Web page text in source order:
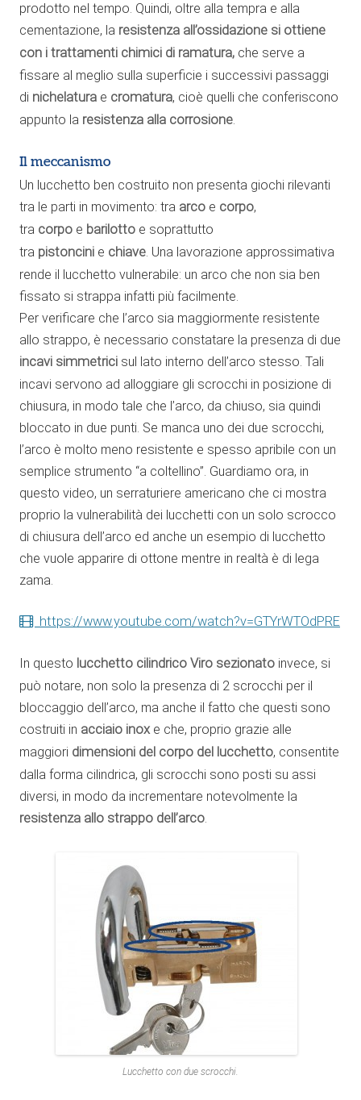
prodotto nel tempo. Quindi, oltre alla tempra e alla
cementazione, la resistenza all’ossidazione si ottiene
con i trattamenti chimici di ramatura, che serve a
fissare al meglio sulla superficie i successivi passaggi
di nichelatura e cromatura, cioè quelli che conferiscono
appunto la resistenza alla corrosione.
Il meccanismo
Un lucchetto ben costruito non presenta giochi rilevanti
tra le parti in movimento: tra arco e corpo,
tra corpo e barilotto e soprattutto
tra pistoncini e chiave. Una lavorazione approssimativa
rende il lucchetto vulnerabile: un arco che non sia ben
fissato si strappa infatti più facilmente.
Per verificare che l’arco sia maggiormente resistente
allo strappo, è necessario constatare la presenza di due
incavi simmetrici sul lato interno dell’arco stesso. Tali
incavi servono ad alloggiare gli scrocchi in posizione di
chiusura, in modo tale che l’arco, da chiuso, sia quindi
bloccato in due punti. Se manca uno dei due scrocchi,
l’arco è molto meno resistente e spesso apribile con un
semplice strumento “a coltellino”. Guardiamo ora, in
questo video, un serraturiere americano che ci mostra
proprio la vulnerabilità dei lucchetti con un solo scrocco
di chiusura dell’arco ed anche un esempio di lucchetto
che vuole apparire di ottone mentre in realtà è di lega
zama.
https://www.youtube.com/watch?v=GTYrWTOdPRE
In questo lucchetto cilindrico Viro sezionato invece, si
può notare, non solo la presenza di 2 scrocchi per il
bloccaggio dell’arco, ma anche il fatto che questi sono
costruiti in acciaio inoxe che, proprio grazie alle
maggiori dimensioni del corpo del lucchetto, consentite
dalla forma cilindrica, gli scrocchi sono posti su assi
diversi, in modo da incrementare notevolmente la
resistenza allo strappo dell’arco.
Lucchetto con due scrocchi.